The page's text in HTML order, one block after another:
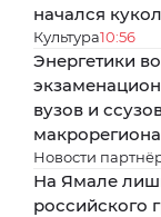
начался
Культура10:56
Энергетики
вузов и
макрорегиона
Новости
На Ямале
российского